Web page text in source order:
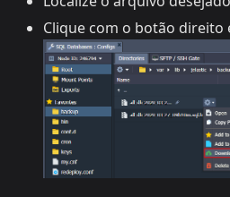
Clique com o botão direito